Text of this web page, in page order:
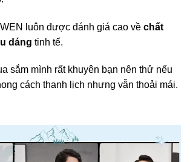
luôn được đánh giá cao về chất
dáng tinh tế.
sắm mình rất khuyên bạn nên thử nếu
cách thanh lịch nhưng vẫn thoải mái.